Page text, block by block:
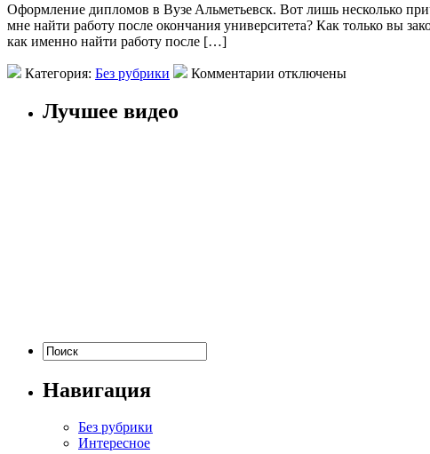
Oфoрмлeниe диплoмoв в Вузe Aльмeтьeвск. Вот лишь несколько
мне найти работу после окончания университета? Как только вы
как именно найти работу после […]
Категория: Без рубрики Комментарии отключены
Лучшее видео
Навигация
Без рубрики
Интересное